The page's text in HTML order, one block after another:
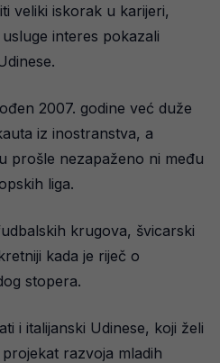
veliki iskorak u karijeri,
interes pokazali
2007. godine već duže
iz inostranstva, a
prošle nezapaženo ni među
liga.
krugova, švicarski
kada je riječ o
stopera.
i italijanski Udinese, koji želi
razvoja mladih